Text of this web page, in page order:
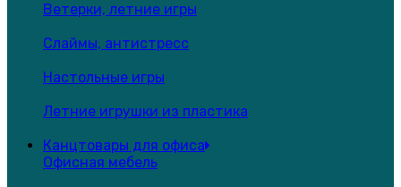
Ветерки, летние игры
Слаймы, антистресс
Настольные игры
Летние игрушки из пластика
Канцтовары для офиса
Офисная мебель